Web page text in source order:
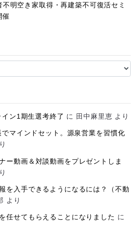
不明空き家取得・再建築不可復活セミ
催
ン1期生選考終了 に 田中麻里恵 より
マインドセット。源泉営業を習慣化
ー動画＆対談動画をプレゼントしま
を入手できるようになるには？（不動
より
任せてもらえることになりました に